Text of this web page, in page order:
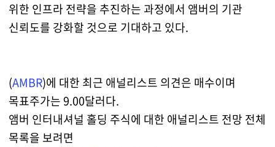
위한 인프라 전략을 추진하는 과정에서 앰버의 기관
신뢰도를 강화할 것으로 기대하고 있다.
(AMBR)에 대한 최근 애널리스트 의견은 매수이며
목표주가는 9.00달러다.
앰버 인터내셔널 홀딩 주식에 대한 애널리스트 전망 전체
목록을 보려면